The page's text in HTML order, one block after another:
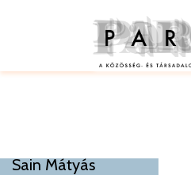
Sain Mátyás